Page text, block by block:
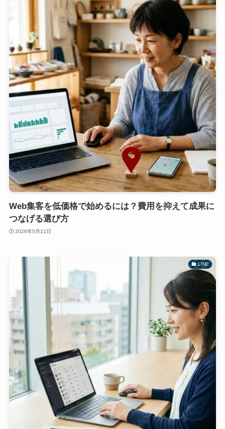
Web集客を低価格で始めるには？費用を抑えて成果に
つなげる選び方
2026年5月11日
LINE